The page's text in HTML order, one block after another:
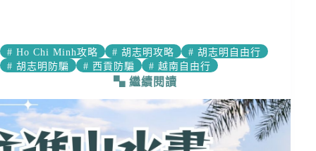
# Ho Chi Minh攻略 # 胡志明攻略 # 胡志明自由行
# 胡志明防騙 # 西貢防騙 # 越南自由行
繼續閱讀